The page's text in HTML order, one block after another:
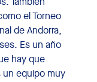
el Torneo
de Andorra,
Es un año
hay que
un equipo muy